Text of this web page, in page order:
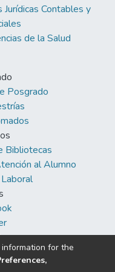
del Centro de Salud
– 2023.
Jurídicas Contables y
de la Salud
Posgrado
Bibliotecas
al Alumno
for the